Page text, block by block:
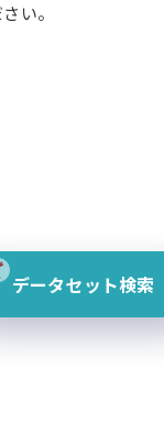
い。
データセット検索